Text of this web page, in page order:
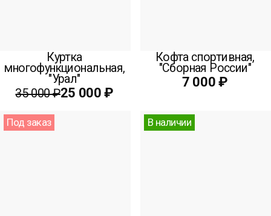
Куртка
многофункциональная,
"Урал"
35 000 ₽25 000 ₽
Кофта спортивная,
"Сборная России"
7 000 ₽
Под заказ В наличии